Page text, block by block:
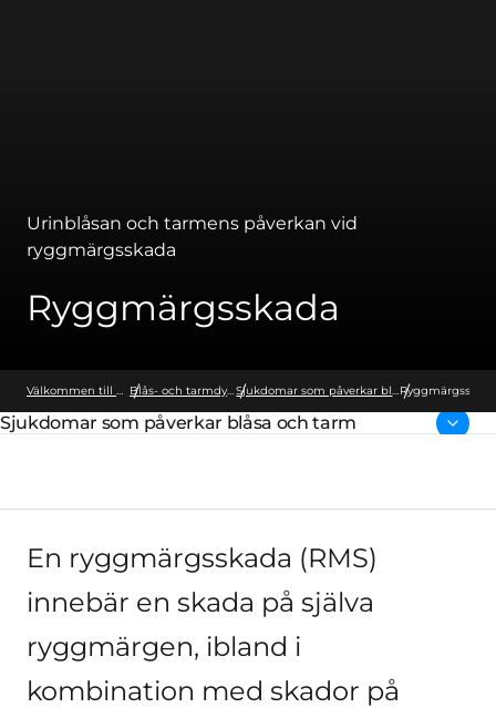
Urinblåsan och tarmens påverkan vid
ryggmärgsskada
Ryggmärgsskada
Välkommen till Wellspect Blås- och tarmdysfunktion Sjukdomar som påverkar blåsa och tarm
Överordnad sida:
Sjukdomar som påverkar blåsa och tarm
En ryggmärgsskada (RMS)
innebär en skada på själva
ryggmärgen, ibland i
kombination med skador på